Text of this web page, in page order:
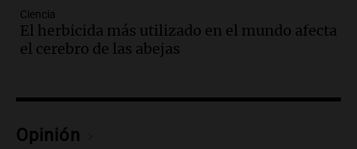
traerá más lluvias y eventos extremos
durante la primavera
Informados al regreso
restablecer el servicio de electricidad
tras fuertes vientos
Panorama Federal
Ciencia
El herbicida más utilizado en el mundo afecta
el cerebro de las abejas
Opinión